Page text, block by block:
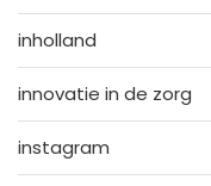
inholland
innovatie in de zorg
instagram